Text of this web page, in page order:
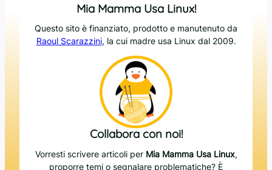
Mia Mamma Usa Linux!
Questo sito è finanziato, prodotto e manutenuto da
Raoul Scarazzini, la cui madre usa Linux dal 2009.
Collabora con noi!
Vorresti scrivere articoli per Mia Mamma Usa Linux,
proporre temi o segnalare problematiche? È